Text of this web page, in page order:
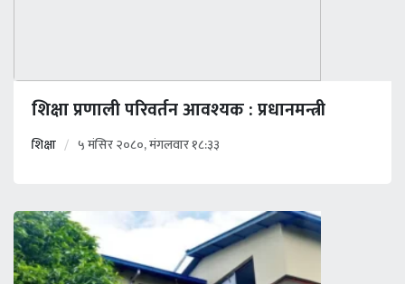
शिक्षा प्रणाली परिवर्तन आवश्यक : प्रधानमन्त्री
शिक्षा ५ मंसिर २०८०, मंगलवार १८:३३